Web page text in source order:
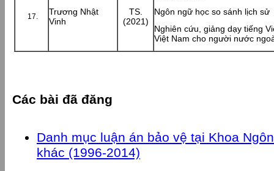
Trương Nhật
Vinh
TS.
(2021)
Ngôn ngữ học so sánh lịch sử
Nghiên cứu, giảng dạy tiếng
Việt Nam cho người nước
Các bài đã đăng
Danh mục luận án bảo vệ tại Khoa
khác (1996-2014)